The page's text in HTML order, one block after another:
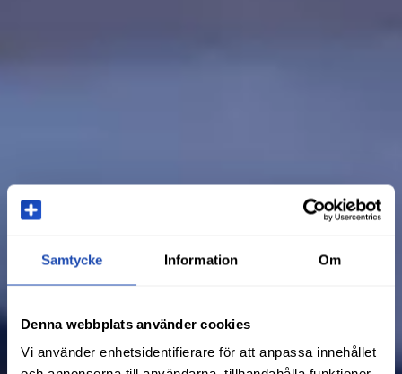
Samtycke Information Om
Denna webbplats använder cookies
Vi använder enhetsidentifierare för att anpassa innehållet